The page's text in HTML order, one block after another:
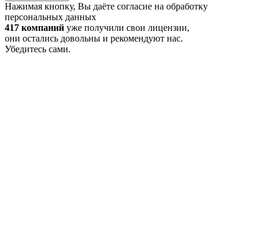
Нажимая кнопку, Вы даёте согласие на обработку
персональных данных
417 компаний уже получили свои лицензии,
они остались довольны и рекомендуют нас.
Убедитесь сами.